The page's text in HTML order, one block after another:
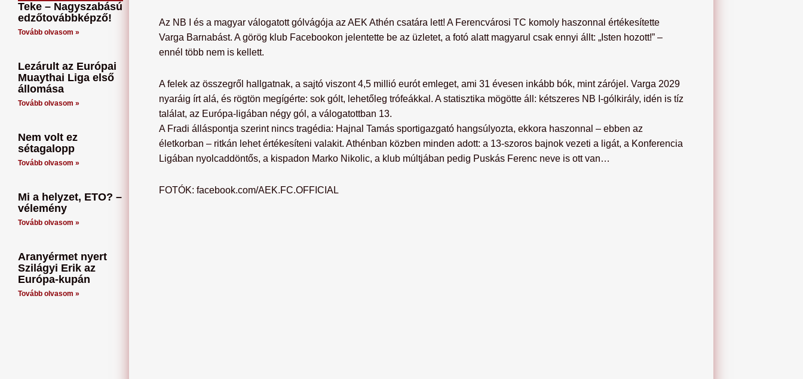
Teke – Nagyszabású
edzőtovábbképző!
Tovább olvasom »
Lezárult az Európai
Muaythai Liga első
állomása
Tovább olvasom »
Nem volt ez
sétagalopp
Tovább olvasom »
Mi a helyzet, ETO? –
vélemény
Tovább olvasom »
Aranyérmet nyert
Szilágyi Erik az
Európa-kupán
Tovább olvasom »
Az NB I és a magyar válogatott gólvágója az AEK Athén csatára lett! A Ferencvárosi TC komoly haszonnal értékesítette
Varga Barnabást. A görög klub Facebookon jelentette be az üzletet, a fotó alatt magyarul csak ennyi állt: „Isten hozott!” –
ennél több nem is kellett.
A felek az összegről hallgatnak, a sajtó viszont 4,5 millió eurót emleget, ami 31 évesen inkább bók, mint zárójel. Varga 2029
nyaráig írt alá, és rögtön megígérte: sok gólt, lehetőleg trófeákkal. A statisztika mögötte áll: kétszeres NB I-gólkirály, idén is tíz
találat, az Európa-ligában négy gól, a válogatottban 13.
A Fradi álláspontja szerint nincs tragédia: Hajnal Tamás sportigazgató hangsúlyozta, ekkora haszonnal – ebben az
életkorban – ritkán lehet értékesíteni valakit. Athénban közben minden adott: a 13-szoros bajnok vezeti a ligát, a Konferencia
Ligában nyolcaddöntős, a kispadon Marko Nikolic, a klub múltjában pedig Puskás Ferenc neve is ott van…
FOTÓK: facebook.com/AEK.FC.OFFICIAL